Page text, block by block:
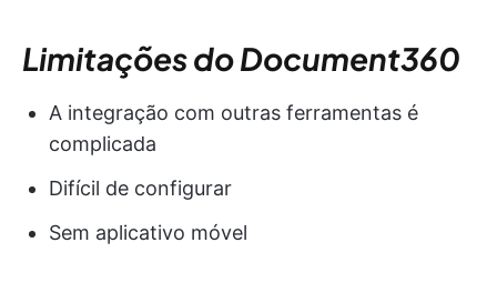
Limitações do Document360
A integração com outras ferramentas é
complicada
Difícil de configurar
Sem aplicativo móvel